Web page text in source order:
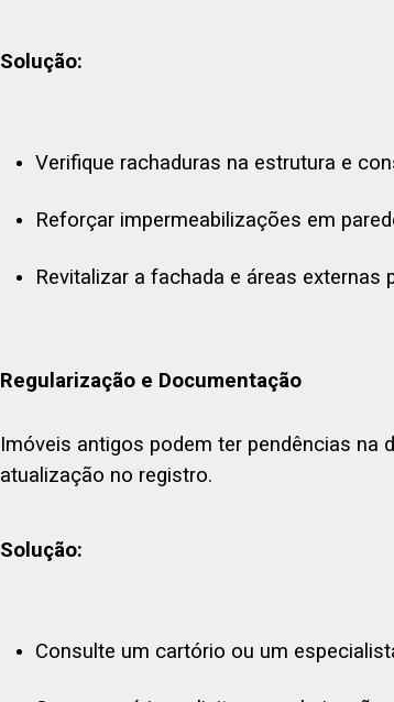
Solução:
Verifique rachaduras na estrutura e
Reforçar impermeabilizações em
Revitalizar a fachada e áreas
Regularização e Documentação
Imóveis antigos podem ter pendências
atualização no registro.
Solução:
Consulte um cartório ou um